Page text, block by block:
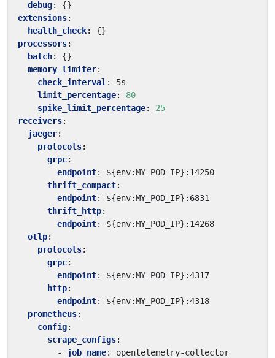
debug:
{}
extensions:
health_check:
{}
processors:
batch:
{}
memory_limiter:
check_interval :
5s
limit_percentage:
80
spike_limit_percentage:
25
receivers:
jaeger:
protocols:
grpc:
endpoint:
${env:MY_POD_IP}:14250
thrift_compact:
endpoint:
${env:MY_POD_IP}:6831
thrift_http:
endpoint:
${env:MY_POD_IP}:14268
otlp:
protocols:
grpc:
endpoint:
${env:MY_POD_IP}:4317
http:
endpoint:
${env:MY_POD_IP}:4318
prometheus:
config:
scrape_configs:
- job_name:
opentelemetry-collector